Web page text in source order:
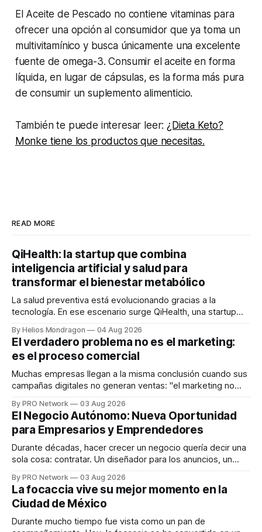
El Aceite de Pescado no contiene vitaminas para
ofrecer una opción al consumidor que ya toma un
multivitamínico y busca únicamente una excelente
fuente de omega-3. Consumir el aceite en forma
líquida, en lugar de cápsulas, es la forma más pura
de consumir un suplemento alimenticio.
También te puede interesar leer: ¿Dieta Keto?
Monke tiene los productos que necesitas.
READ MORE
QiHealth: la startup que combina
inteligencia artificial y salud para
transformar el bienestar metabólico
La salud preventiva está evolucionando gracias a la
tecnología. En ese escenario surge QiHealth, una startup
dispositivos inteligentes, inteligencia artificial y monitoreo
en tiempo real para ayudar a las personas a tomar mejores
decisiones sobre su salud metabólica. Su propuesta busca
responder
By Helios Mondragon 04 Aug 2026
El verdadero problema no es el marketing:
es el proceso comercial
Muchas empresas llegan a la misma conclusión cuando sus
campañas digitales no generan ventas: "el marketing no
INTERIUS, el problema suele estar en otro lugar. Durante
una entrevista para el podcast SER PRO, el especialista en
marketing digital explicó que
By PRO Network 03 Aug 2026
El Negocio Autónomo: Nueva Oportunidad
para Empresarios y Emprendedores
Durante décadas, hacer crecer un negocio quería decir una
sola cosa: contratar. Un diseñador para los anuncios, un
para los textos, alguien que supiera de publicidad digital
para encontrar prospectos, un vendedor para atender
llamadas y mensajes, y —con suerte— una persona
By PRO Network 03 Aug 2026
La focaccia vive su mejor momento en la
Ciudad de México
Durante mucho tiempo fue vista como un pan de